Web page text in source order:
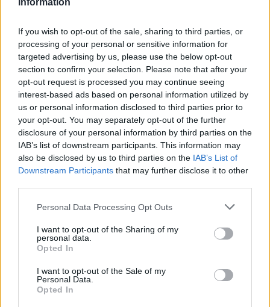
Information
If you wish to opt-out of the sale, sharing to third parties, or
processing of your personal or sensitive information for
targeted advertising by us, please use the below opt-out
section to confirm your selection. Please note that after your
opt-out request is processed you may continue seeing
interest-based ads based on personal information utilized by
us or personal information disclosed to third parties prior to
your opt-out. You may separately opt-out of the further
disclosure of your personal information by third parties on the
IAB’s list of downstream participants. This information may
also be disclosed by us to third parties on the IAB’s List of
Downstream Participants that may further disclose it to other
Personal Data Processing Opt Outs
I want to opt-out of the Sharing of my
personal data.
Opted In
I want to opt-out of the Sale of my
Personal Data.
Opted In
litery: